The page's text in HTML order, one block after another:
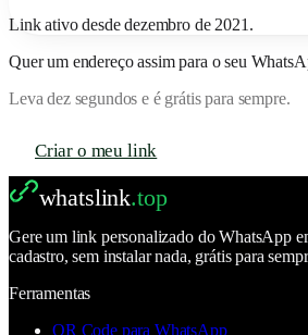
Link ativo desde dezembro de 2021 .
Quer um endereço assim para o seu
Leva dez segundos e é grátis para sempre.
Criar o meu link
whatslink.top
Gere um link personalizado do WhatsApp
cadastro, sem instalar nada, grátis para
Ferramentas
QR Code para WhatsApp